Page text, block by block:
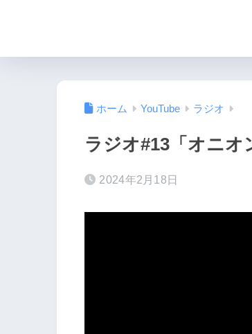
ホーム YouTube ラジオ
ラジオ#13「オニオ
2024年2月18日